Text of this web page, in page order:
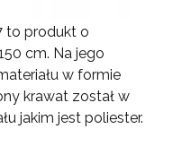
to produkt o
cm. Na jego
w formie
krawat został w
jakim jest poliester.